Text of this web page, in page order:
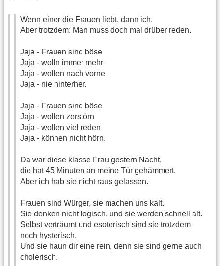
Wenn einer die Frauen liebt, dann ich.
Aber trotzdem: Man muss doch mal drüber reden.
Jaja - Frauen sind böse
Jaja - wolln immer mehr
Jaja - wollen nach vorne
Jaja - nie hinterher.
Jaja - Frauen sind böse
Jaja - wollen zerstörn
Jaja - wollen viel reden
Jaja - können nicht hörn.
Da war diese klasse Frau gestern Nacht,
die hat 45 Minuten an meine Tür gehämmert.
Aber ich hab sie nicht raus gelassen.
Frauen sind Würger, sie machen uns kalt.
Sie denken nicht logisch, und sie werden schnell alt.
Selbst verträumt und esoterisch sind sie trotzdem
noch hysterisch.
Und sie haun dir eine rein, denn sie sind gerne auch
cholerisch.